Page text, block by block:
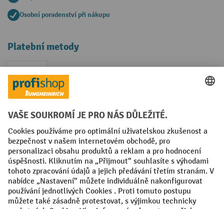
Osobní poradenství při nákupu
Platební metody
Faktura
Sociální sítě
Facebook
YouTubeLinkedIn
VODP Otisk
Prohlášení o ochraně osobních údajů